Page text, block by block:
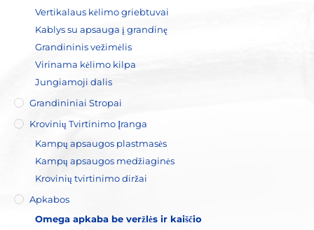
Vertikalaus kėlimo griebtuvai
Kablys su apsauga į grandinę
Grandininis vežimėlis
Virinama kėlimo kilpa
Jungiamoji dalis
Grandininiai Stropai
Krovinių Tvirtinimo Įranga
Kampų apsaugos plastmasės
Kampų apsaugos medžiaginės
Krovinių tvirtinimo diržai
Apkabos
Omega apkaba be veržlės ir kaiščio